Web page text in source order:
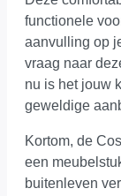
functionele
aanvulling op
vraag naar
nu is het jouw
geweldige
Kortom, de
een
buitenleven